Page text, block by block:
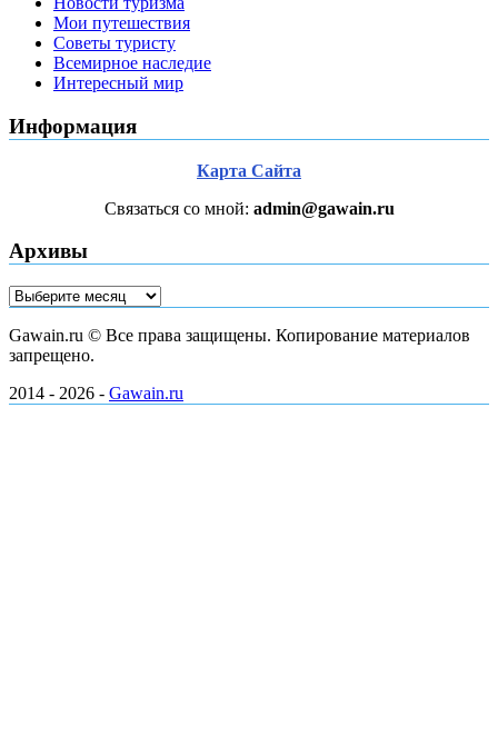
Мои путешествия
Советы туристу
Всемирное наследие
Интересный мир
Информация
Карта Сайта
Связаться со мной: admin@gawain.ru
Архивы
Архивы
Gawain.ru © Все права защищены. Копирование материалов
запрещено.
2014 - 2026 - Gawain.ru